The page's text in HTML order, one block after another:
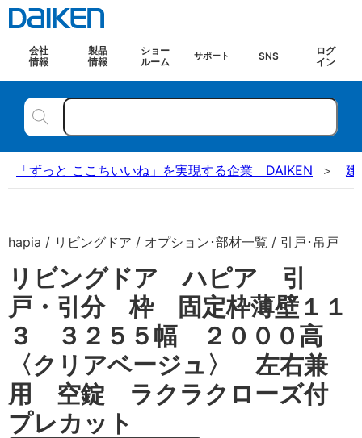
会社
情報
製品
情報
ショー
ルーム
サポート SNS
ログ
イン
「ずっと ここちいいね」を実現する企業 DAIKEN 建
hapia / リビングドア / オプション･部材一覧 / 引戸･吊戸
リビングドア ハピア 引
戸・引分 枠 固定枠薄壁１１
３ ３２５５幅 ２０００高
〈クリアベージュ〉 左右兼
用 空錠 ラクラクローズ付
プレカット